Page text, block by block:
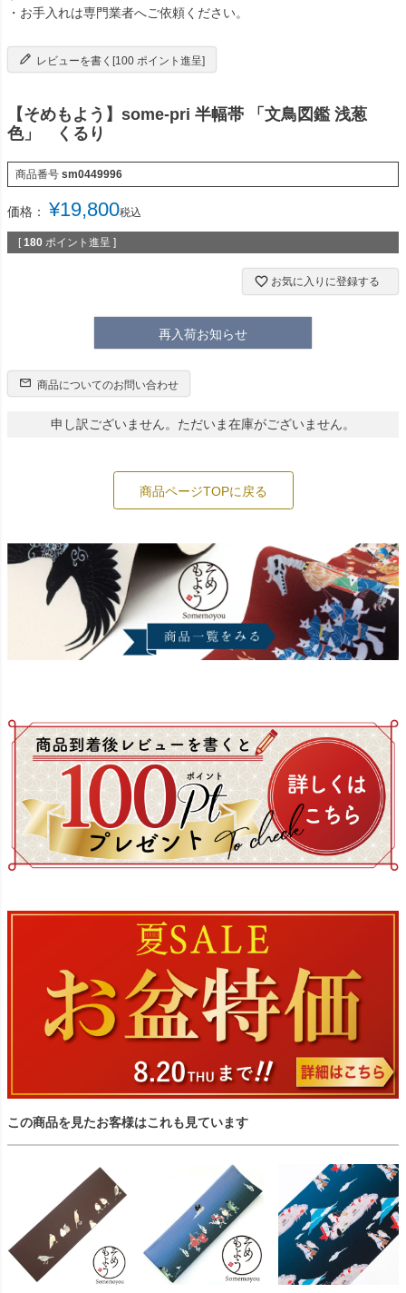
・お手入れは専門業者へご依頼ください。
レビューを書く[100 ポイント進呈]
【そめもよう】some-pri 半幅帯 「文鳥図鑑 浅葱
色」 くるり
商品番号 sm0449996
価格： ¥19,800税込
[ 180 ポイント進呈 ]
お気に入りに登録する
再入荷お知らせ
商品についてのお問い合わせ
申し訳ございません。ただいま在庫がございません。
商品ページTOPに戻る
この商品を見たお客様はこれも見ています